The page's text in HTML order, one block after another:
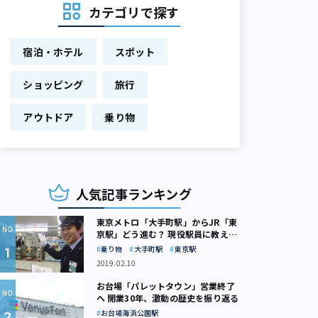
カテゴリで探す
宿泊・ホテル スポット
ショッピング 旅行
アウトドア 乗り物
人気記事ランキング
東京メトロ「大手町駅」からJR「東
京駅」どう進む？ 現役駅員に教えて
もらいました
乗り物 大手町駅
東京駅
2019.02.10
お台場「パレットタウン」営業終了
へ 開業30年、激動の歴史を振り返る
お台場海浜公園駅